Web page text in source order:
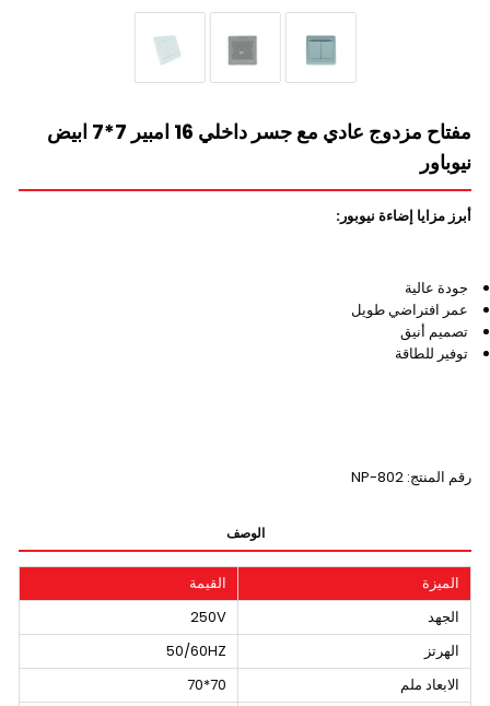
مفتاح مزدوج عادي مع جسر داخلي 16 امبير 7*7 ابيض
نيوباور
أبرز مزايا إضاءة نيوبور:
جودة عالية
عمر افتراضي طويل
تصميم أنيق
توفير للطاقة
رقم المنتج: NP-802
الوصف
الميزة
القيمة
الجهد
250V
الهرتز
50/60HZ
الابعاد ملم
70*70